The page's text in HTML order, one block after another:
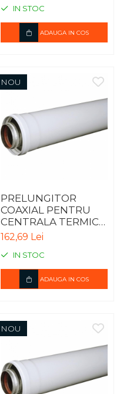
IN STOC
ADAUGA IN COS
NOU
PRELUNGITOR
COAXIAL PENTRU
CENTRALA TERMICA
IN CONDENSARE -
0.5m
162,69 Lei
IN STOC
ADAUGA IN COS
NOU